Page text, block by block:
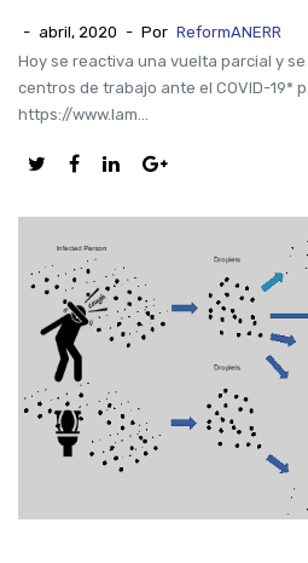
- abril, 2020 - Por ReformANERR
Hoy se reactiva una vuelta parcial y
centros de trabajo ante el COVID-19*
https://www.lam...